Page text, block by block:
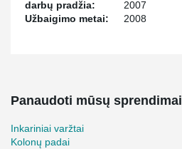
darbų pradžia:
2007
Užbaigimo metai:
2008
Panaudoti mūsų sprendimai
Inkariniai varžtai
Kolonų padai